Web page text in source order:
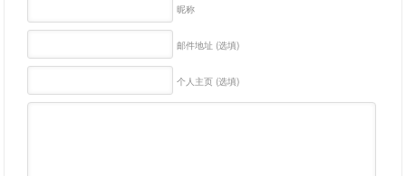
昵称
邮件地址 (选填)
个人主页 (选填)